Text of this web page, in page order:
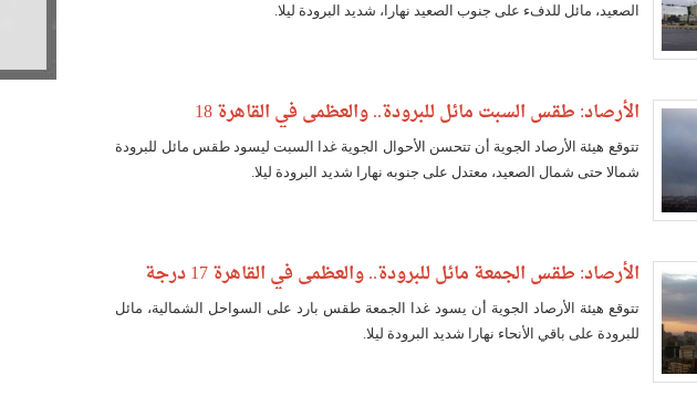
الصعيد، مائل للدفء على جنوب الصعيد نهارا، شديد البرودة ليلا.
الأرصاد: طقس السبت مائل للبرودة.. والعظمى في القاهرة 18
تتوقع هيئة الأرصاد الجوية أن تتحسن الأحوال الجوية غدا السبت ليسود طقس مائل للبرودة
شمالا حتى شمال الصعيد، معتدل على جنوبه نهارا شديد البرودة ليلا.
الأرصاد: طقس الجمعة مائل للبرودة.. والعظمى في القاهرة 17 درجة
تتوقع هيئة الأرصاد الجوية أن يسود غدا الجمعة طقس بارد على السواحل الشمالية، مائل
للبرودة على باقي الأنحاء نهارا شديد البرودة ليلا.